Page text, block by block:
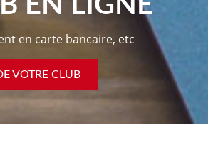
en carte bancaire, etc
VOTRE CLUB